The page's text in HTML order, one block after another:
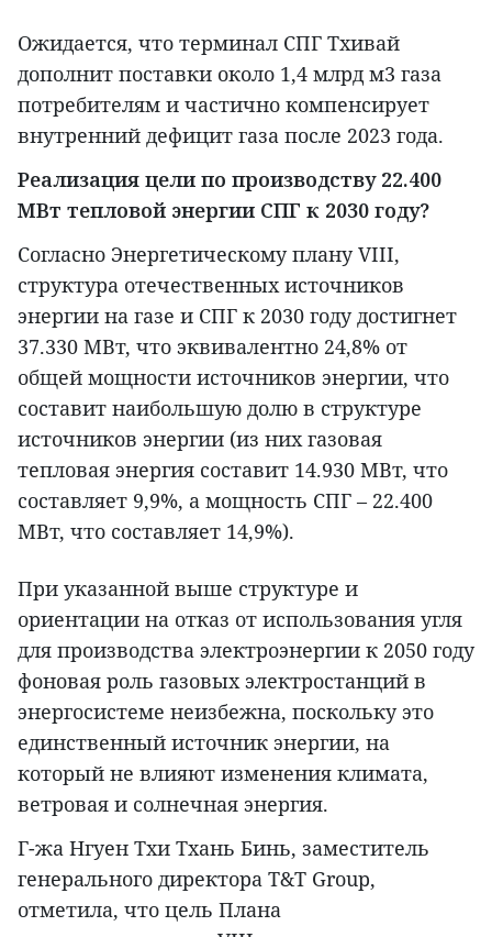
Ожидается, что терминал СПГ Тхивай
дополнит поставки около 1,4 млрд м3 газа
потребителям и частично компенсирует
внутренний дефицит газа после 2023 года.
Реализация цели по производству 22.400
МВт тепловой энергии СПГ к 2030 году?
Согласно Энергетическому плану VIII,
структура отечественных источников
энергии на газе и СПГ к 2030 году достигнет
37.330 МВт, что эквивалентно 24,8% от
общей мощности источников энергии, что
составит наибольшую долю в структуре
источников энергии (из них газовая
тепловая энергия составит 14.930 МВт, что
составляет 9,9%, а мощность СПГ – 22.400
МВт, что составляет 14,9%).
При указанной выше структуре и
ориентации на отказ от использования угля
для производства электроэнергии к 2050 году
фоновая роль газовых электростанций в
энергосистеме неизбежна, поскольку это
единственный источник энергии, на
который не влияют изменения климата,
ветровая и солнечная энергия.
Г-жа Нгуен Тхи Тхань Бинь, заместитель
генерального директора T&T Group,
отметила, что цель Плана